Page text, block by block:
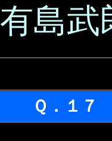
有島武
Ｑ．１７